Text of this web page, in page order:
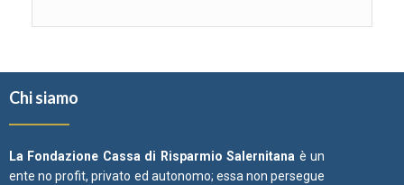
Chi siamo
La Fondazione Cassa di Risparmio Salernitana è un
ente no profit, privato ed autonomo; essa non persegue